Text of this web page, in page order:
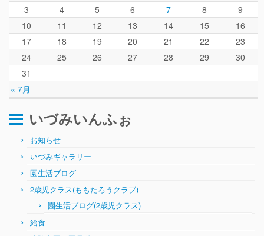
体験入園＆園見学
ぴ～ち通信
求人情報（園見学/自主実習も対応）
« 7月
3
4 5 6 7 8
9
10
11 12 13 14 15
16
17
18 19 20 21 22
23
24
25 26 27 28 29
30
31
いづみいんふぉ
お知らせ
いづみギャラリー
園生活ブログ
2歳児クラス(ももたろうクラブ)
園生活ブログ(2歳児クラス)
給食